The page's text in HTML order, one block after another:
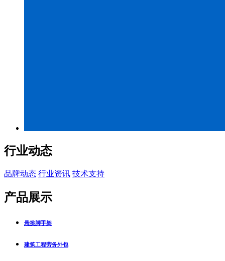
行业动态
品牌动态 行业资讯 技术支持
产品展示
悬挑脚手架
建筑工程劳务外包